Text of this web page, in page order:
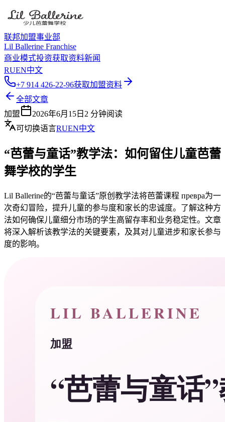
联邦加盟事业部
Lil Ballerine Franchise
商业模式投资获取资料新闻
RUEN中文
+7 914 426-22-96获取加盟资料
全部文章
加盟
2026年6月15日 2 分钟阅读
可切换语言RUEN中文
“芭蕾与童话”教学法：如何留住儿童芭蕾
舞学校的学生
Lil Ballerine的“芭蕾与童话”原创教学法将芭蕾课程 превра为一
次奇幻冒险，提升儿童的参与度和家长的忠诚度。了解这种方
法如何确保儿童细分市场的学生高留存率和业务稳定性。文章
将深入解析该教学法的关键要素，及其对儿童进步和家长参与
度的影响。